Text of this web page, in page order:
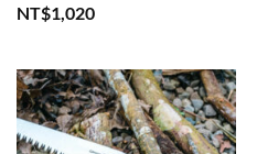
NT$1,020